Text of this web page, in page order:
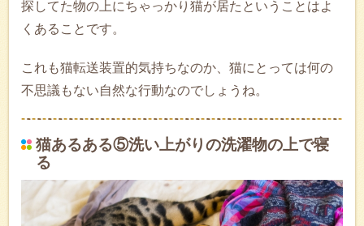
探してた物の上にちゃっかり猫が居たということはよ
くあることです。
これも猫転送装置的気持ちなのか、猫にとっては何の
不思議もない自然な行動なのでしょうね。
猫あるある⑤洗い上がりの洗濯物の上で寝
る